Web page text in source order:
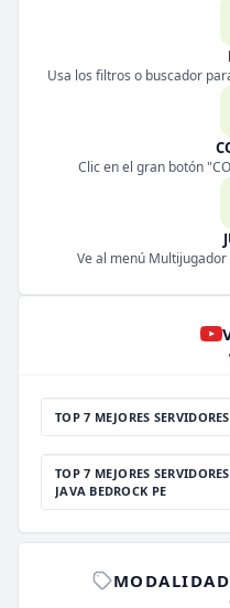
Usa los filtros o buscador
Clic en el gran botón
Ve al menú Multijugador
TOP 7 MEJORES
TOP 7 MEJORES
JAVA BEDROCK PE